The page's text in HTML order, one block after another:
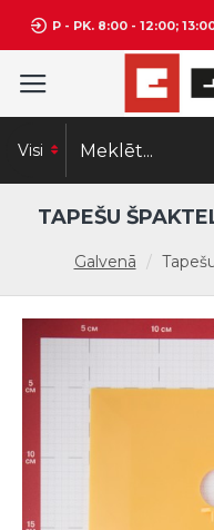
P - PK. 8:00 - 12:00;
Visi
Galvenā
TAPEŠU